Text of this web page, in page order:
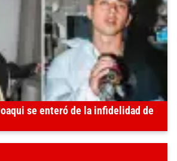
se enteró de la infidelidad de